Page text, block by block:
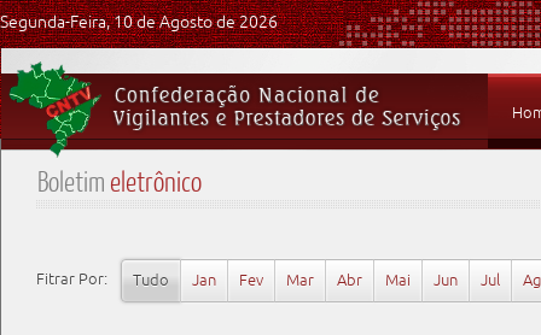
Segunda-Feira, 10 de Agosto de 2026
Boletim eletrônico
Fitrar Por: Tudo Jan Fev Mar Abr Mai Jun Jul